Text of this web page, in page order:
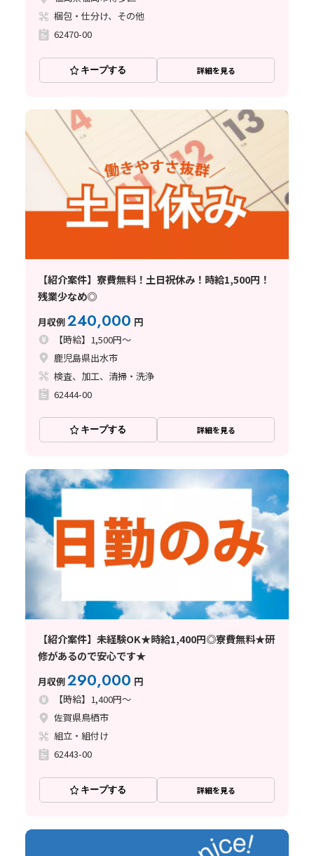
梱包・仕分け、その他
62470-00
キープする 詳細を見る
【紹介案件】寮費無料！土日祝休み！時給1,500円！
残業少なめ◎
月収例240,000 円
【時給】1,500円～
鹿児島県出水市
検査、加工、清掃・洗浄
62444-00
キープする 詳細を見る
【紹介案件】未経験OK★時給1,400円◎寮費無料★研
修があるので安心です★
月収例290,000 円
【時給】1,400円～
佐賀県鳥栖市
組立・組付け
62443-00
キープする 詳細を見る